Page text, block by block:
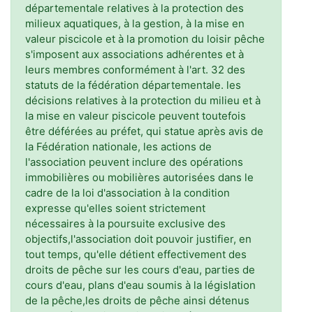
départementale relatives à la protection des
milieux aquatiques, à la gestion, à la mise en
valeur piscicole et à la promotion du loisir pêche
s'imposent aux associations adhérentes et à
leurs membres conformément à l'art. 32 des
statuts de la fédération départementale. les
décisions relatives à la protection du milieu et à
la mise en valeur piscicole peuvent toutefois
être déférées au préfet, qui statue après avis de
la Fédération nationale, les actions de
l'association peuvent inclure des opérations
immobilières ou mobilières autorisées dans le
cadre de la loi d'association à la condition
expresse qu'elles soient strictement
nécessaires à la poursuite exclusive des
objectifs,l'association doit pouvoir justifier, en
tout temps, qu'elle détient effectivement des
droits de pêche sur les cours d'eau, parties de
cours d'eau, plans d'eau soumis à la législation
de la pêche,les droits de pêche ainsi détenus